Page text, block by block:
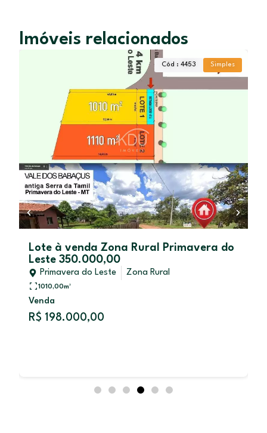
Imóveis relacionados
Cód : 4453 Simples
Lote à venda Zona Rural Primavera do
Leste 350.000,00
Primavera do Leste Zona Rural
1010,00m²
Venda
R$ 198.000,00